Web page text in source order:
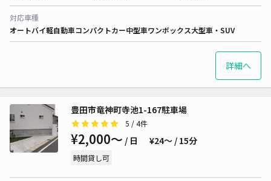
対応車種
オートバイ軽自動車コンパクトカー中型車ワンボックス大型車・SUV
詳細へ
豊田市竜神町寺池1-167駐車場
5 / 4件
¥2,000〜 / 日 ¥24〜 / 15分
時間貸し可